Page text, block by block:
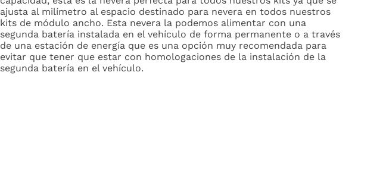
ajusta al milímetro al espacio destinado para nevera en todos nuestros
kits de módulo ancho. Esta nevera la podemos alimentar con una
segunda batería instalada en el vehículo de forma permanente o a través
de una estación de energía que es una opción muy recomendada para
evitar que tener que estar con homologaciones de la instalación de la
segunda batería en el vehículo.